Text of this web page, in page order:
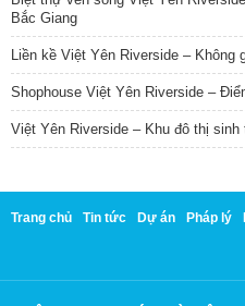
Bắc Giang
Liền kề Việt Yên Riverside – Không
Shophouse Việt Yên Riverside –
Việt Yên Riverside – Khu đô thị
Trang chủ Tin tức Dự án Pháp lý